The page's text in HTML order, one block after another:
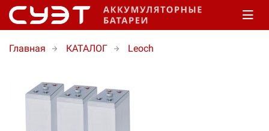
Главная КАТАЛОГ Leoch